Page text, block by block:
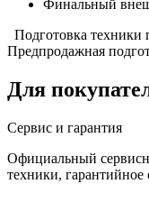
Финальный
Подготовка техники
Предпродажная
Для
Сервис и гарантия
Официальный
техники,